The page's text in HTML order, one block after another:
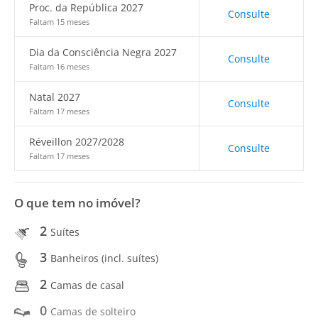
Proc. da República 2027
Faltam 15 meses
Consulte
Dia da Consciência Negra 2027
Faltam 16 meses
Consulte
Natal 2027
Faltam 17 meses
Consulte
Réveillon 2027/2028
Faltam 17 meses
Consulte
O que tem no imóvel?
2 Suítes
3 Banheiros (incl. suítes)
2 Camas de casal
0 Camas de solteiro